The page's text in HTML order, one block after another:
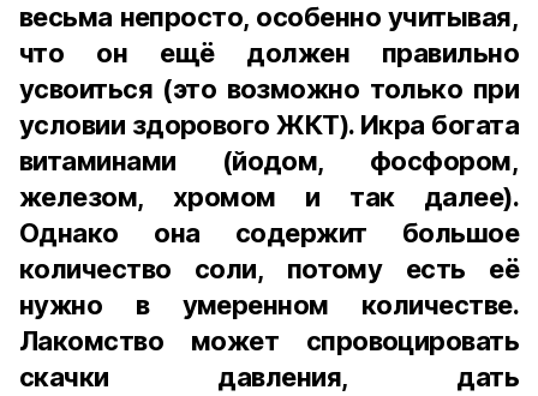
весьма непросто, особенно учитывая,
что он ещё должен правильно
усвоиться (это возможно только при
условии здорового ЖКТ). Икра богата
витаминами (йодом, фосфором,
железом, хромом и так далее).
Однако она содержит большое
количество соли, потому есть её
нужно в умеренном количестве.
Лакомство может спровоцировать
скачки давления, дать